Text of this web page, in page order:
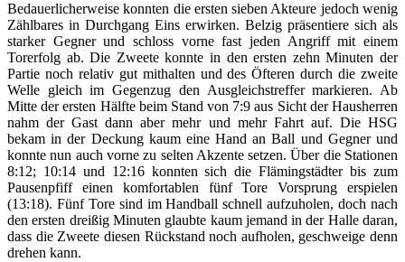
Bedauerlicherweise konnten die ersten sieben Akteure jedoch wenig
Zählbares in Durchgang Eins erwirken. Belzig präsentiere sich als
starker Gegner und schloss vorne fast jeden Angriff mit einem
Torerfolg ab. Die Zweete konnte in den ersten zehn Minuten der
Partie noch relativ gut mithalten und des Öfteren durch die zweite
Welle gleich im Gegenzug den Ausgleichstreffer markieren. Ab
Mitte der ersten Hälfte beim Stand von 7:9 aus Sicht der Hausherren
nahm der Gast dann aber mehr und mehr Fahrt auf. Die HSG
bekam in der Deckung kaum eine Hand an Ball und Gegner und
konnte nun auch vorne zu selten Akzente setzen. Über die Stationen
8:12; 10:14 und 12:16 konnten sich die Flämingstädter bis zum
Pausenpfiff einen komfortablen fünf Tore Vorsprung erspielen
(13:18). Fünf Tore sind im Handball schnell aufzuholen, doch nach
den ersten dreißig Minuten glaubte kaum jemand in der Halle daran,
dass die Zweete diesen Rückstand noch aufholen, geschweige denn
drehen kann.